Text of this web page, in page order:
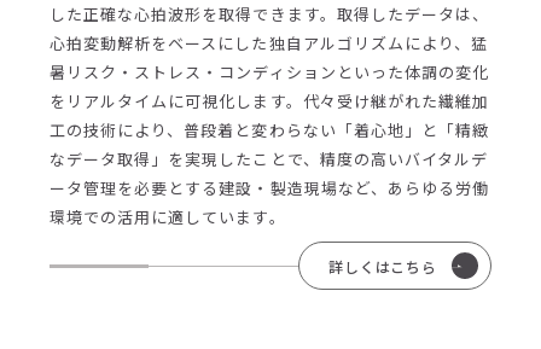
した正確な心拍波形を取得できます。取得したデータは、
心拍変動解析をベースにした独自アルゴリズムにより、猛
暑リスク・ストレス・コンディションといった体調の変化
をリアルタイムに可視化します。代々受け継がれた繊維加
工の技術により、普段着と変わらない「着心地」と「精緻
なデータ取得」を実現したことで、精度の高いバイタルデ
ータ管理を必要とする建設・製造現場など、あらゆる労働
環境での活用に適しています。
詳しくはこちら